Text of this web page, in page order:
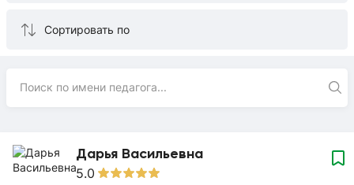
Сортировать по
Дарья Васильевна
5.0